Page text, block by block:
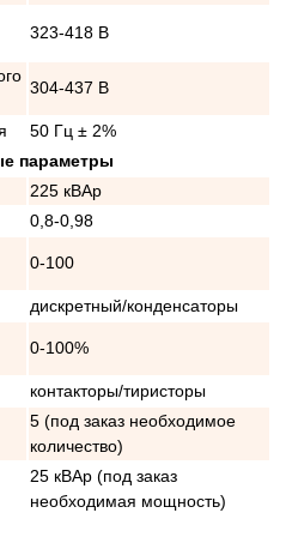
323-418 В
304-437 В
50 Гц ± 2%
параметры
225 кВАр
0,8-0,98
0-100
дискретный/конденсаторы
0-100%
контакторы/тиристоры
5 (под заказ необходимое
количество)
25 кВАр (под заказ
необходимая мощность)